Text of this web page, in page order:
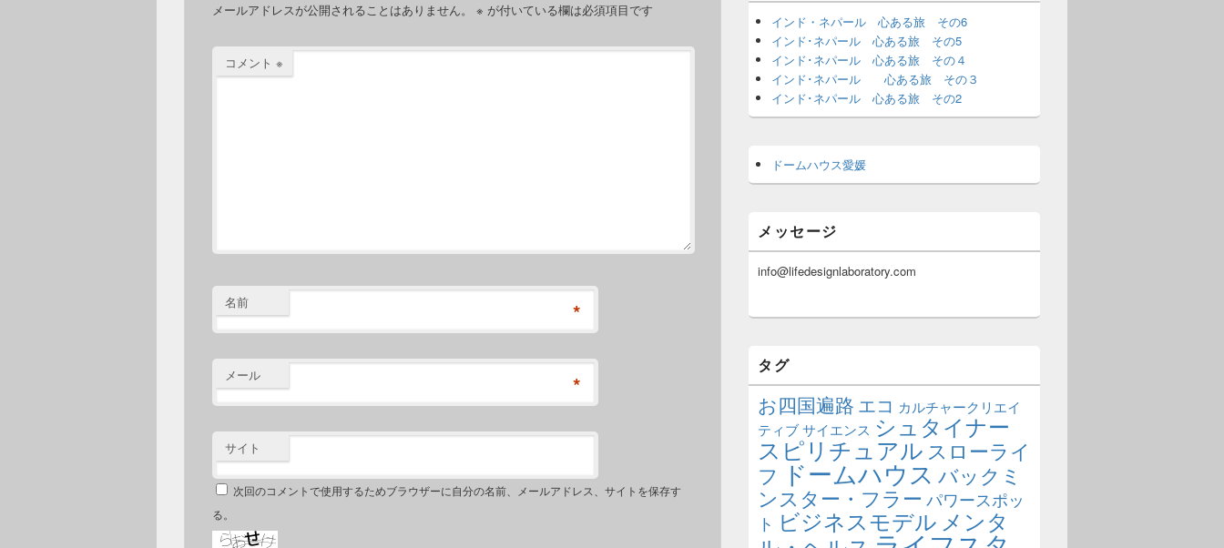
メールアドレスが公開されることはありません。 ※ が付いている欄は必須項目です
コメント ※
名前 *
メール *
サイト
次回のコメントで使用するためブラウザーに自分の名前、メールアドレス、サイトを保存す
る。
インド・ネパール 心ある旅 その6
インド･ネパール 心ある旅 その5
インド･ネパール 心ある旅 その４
インド･ネパール 心ある旅 その３
インド･ネパール 心ある旅 その2
ドームハウス愛媛
メッセージ
info@lifedesignlaboratory.com
タグ
お四国遍路 エコ カルチャークリエイ
ティブサイエンス シュタイナー
スピリチュアルスローライ
フ ドームハウス バックミ
ンスター・フラー パワースポッ
ト ビジネスモデル メンタ